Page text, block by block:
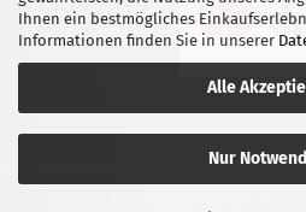
Ihnen ein bestmögliches
Informationen finden Sie in unserer
Alle
Nur